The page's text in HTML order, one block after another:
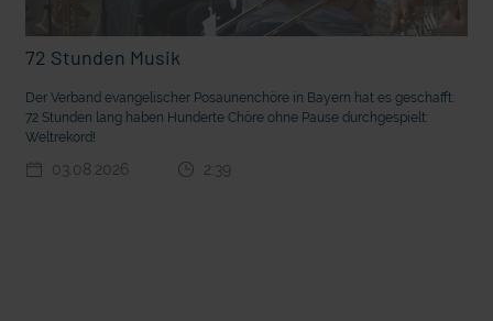
deutsche Sprache? Vorhang auf für Kinderzirkus Giovanni
72 Stunden Musik
Der Verband evangelischer Posaunenchöre in Bayern hat es geschafft:
72 Stunden lang haben Hunderte Chöre ohne Pause durchgespielt:
Weltrekord!
03.08.2026 2:39